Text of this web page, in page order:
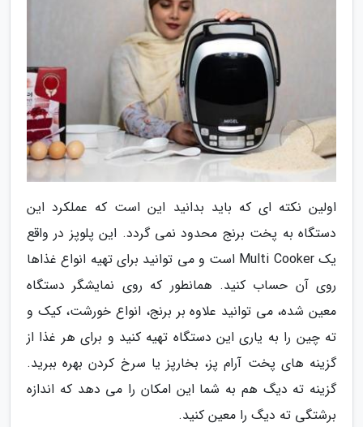
اولین نکته ای که باید بدانید این است که عملکرد این
دستگاه به پخت برنج محدود نمی گردد. این پلوپز در واقع
یک Multi Cooker است و می توانید برای تهیه انواع غذاها
روی آن حساب کنید. همانطور که روی نمایشگر دستگاه
معین شده، می توانید علاوه بر برنج، انواع خورشت، کیک و
ته چین را به یاری این دستگاه تهیه کنید و برای هر غذا از
گزینه های پخت آرام پز، بخارپز یا سرخ کردن بهره ببرید.
گزینه ته دیگ هم به شما این امکان را می دهد که اندازه
برشتگی ته دیگ را معین کنید.